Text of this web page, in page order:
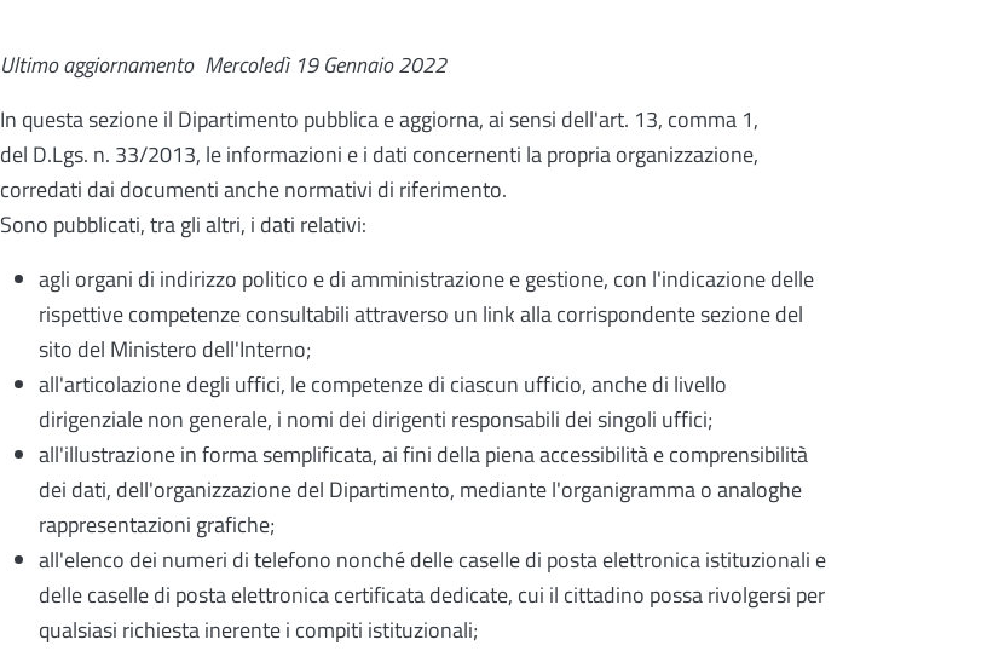
Ultimo aggiornamento Mercoledì 19 Gennaio 2022
In questa sezione il Dipartimento pubblica e aggiorna, ai sensi dell'art. 13, comma 1,
del D.Lgs. n. 33/2013, le informazioni e i dati concernenti la propria organizzazione,
corredati dai documenti anche normativi di riferimento.
Sono pubblicati, tra gli altri, i dati relativi:
agli organi di indirizzo politico e di amministrazione e gestione, con l'indicazione delle
rispettive competenze consultabili attraverso un link alla corrispondente sezione del
sito del Ministero dell'Interno;
all'articolazione degli uffici, le competenze di ciascun ufficio, anche di livello
dirigenziale non generale, i nomi dei dirigenti responsabili dei singoli uffici;
all'illustrazione in forma semplificata, ai fini della piena accessibilità e comprensibilità
dei dati, dell'organizzazione del Dipartimento, mediante l'organigramma o analoghe
rappresentazioni grafiche;
all'elenco dei numeri di telefono nonché delle caselle di posta elettronica istituzionali e
delle caselle di posta elettronica certificata dedicate, cui il cittadino possa rivolgersi per
qualsiasi richiesta inerente i compiti istituzionali;